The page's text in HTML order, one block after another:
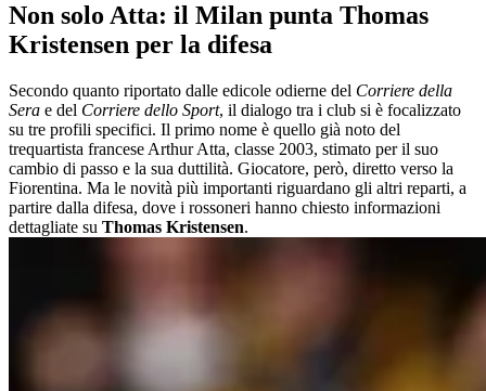
Non solo Atta: il Milan punta Thomas
Kristensen per la difesa
Secondo quanto riportato dalle edicole odierne del Corriere della
Sera e del Corriere dello Sport, il dialogo tra i club si è focalizzato
su tre profili specifici. Il primo nome è quello già noto del
trequartista francese Arthur Atta, classe 2003, stimato per il suo
cambio di passo e la sua duttilità. Giocatore, però, diretto verso la
Fiorentina. Ma le novità più importanti riguardano gli altri reparti, a
partire dalla difesa, dove i rossoneri hanno chiesto informazioni
dettagliate su Thomas Kristensen.